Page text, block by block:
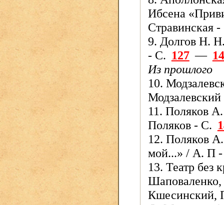
Ибсена
Стравинская
9. Долгов Н.
- С. 127 —
Из прошлого
10.
11. Поляков
Поляков - С.
12. Поляков
мой...» / А. П
13. Театр без
Кшесинский,